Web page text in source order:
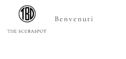
Benvenuti